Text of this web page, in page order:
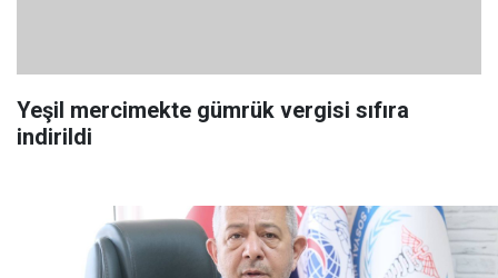
Yeşil mercimekte gümrük vergisi sıfıra
indirildi